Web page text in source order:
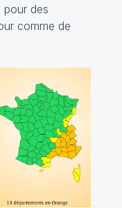
pour des
comme de